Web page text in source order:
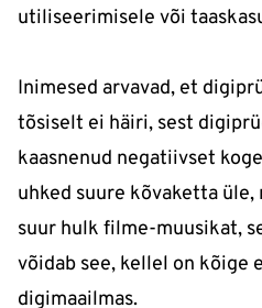
utiliseerimisele või
Inimesed arvavad, et
tõsiselt ei häiri, sest
kaasnenud negatiivset
uhked suure kõvaketta
suur hulk filme-muusikat,
võidab see, kellel on kõige
digimaailmas.